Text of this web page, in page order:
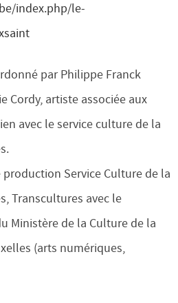
index.php/le-
par Philippe Franck
Cordy, artiste associée aux
avec le service culture de la
production Service Culture de la
Transcultures avec le
Ministère de la Culture de la
(arts numériques,